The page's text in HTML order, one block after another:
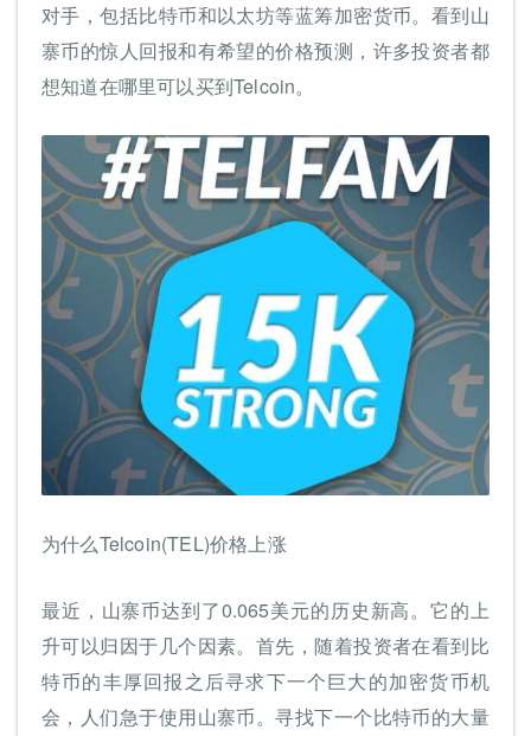
对手，包括比特币和以太坊等蓝筹加密货币。看到山
寨币的惊人回报和有希望的价格预测，许多投资者都
想知道在哪里可以买到Telcoin。
为什么Telcoin(TEL)价格上涨
最近，山寨币达到了0.065美元的历史新高。它的上
升可以归因于几个因素。首先，随着投资者在看到比
特币的丰厚回报之后寻求下一个巨大的加密货币机
会，人们急于使用山寨币。寻找下一个比特币的大量